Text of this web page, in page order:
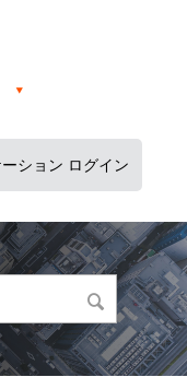
ション ログイン